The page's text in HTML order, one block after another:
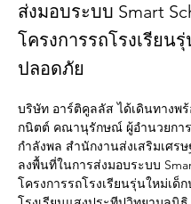
ส่งมอบระบบ Smart
โครงการรถโรงเรียน
ปลอดภัย
บริษัท อาร์ติคูลลัส ได้เดินทางพ
กนิตต์ คณานุรักษณ์ ผู้อำนวยการ
กำลังพล สำนักงานส่งเสริมเศร
ลงพื้นที่ในการส่งมอบระบบ
โครงการรถโรงเรียนรุ่นใหม่เด็